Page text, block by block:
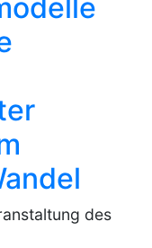
des